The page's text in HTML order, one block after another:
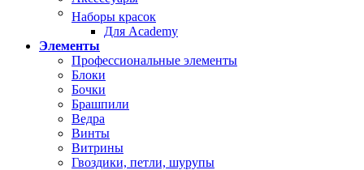
Наборы красок
Для Academy
Элементы
Профессиональные элементы
Блоки
Бочки
Брашпили
Ведра
Винты
Витрины
Гвоздики, петли, шурупы